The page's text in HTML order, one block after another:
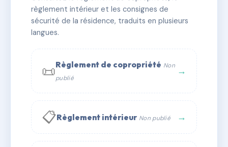
✓ Immatriculée 🏠 103 lots 🏗 1 bâtiment(s)
📞 Contacter Syndic Digital
règlement intérieur et les consignes de
sécurité de la résidence, traduits en plusieurs
langues.
📜Règlement de copropriété Non
publié
→
📋Règlement intérieur Non publié →